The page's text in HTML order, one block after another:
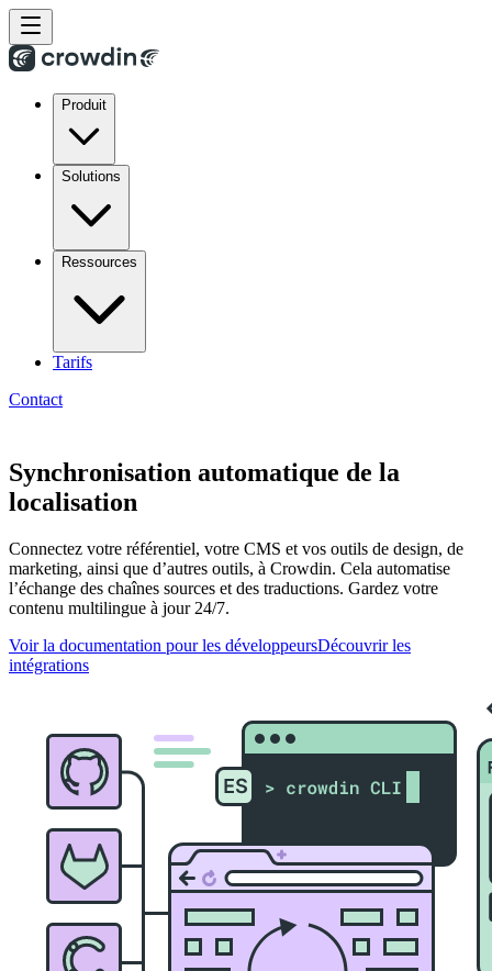
Produit
Solutions
Ressources
Tarifs
Contact
Synchronisation automatique de la
localisation
Connectez votre référentiel, votre CMS et vos outils de design, de
marketing, ainsi que d’autres outils, à Crowdin. Cela automatise
l’échange des chaînes sources et des traductions. Gardez votre
contenu multilingue à jour 24/7.
Voir la documentation pour les développeursDécouvrir les
intégrations